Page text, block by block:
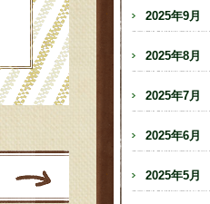
2025年9月
2025年8月
2025年7月
2025年6月
2025年5月